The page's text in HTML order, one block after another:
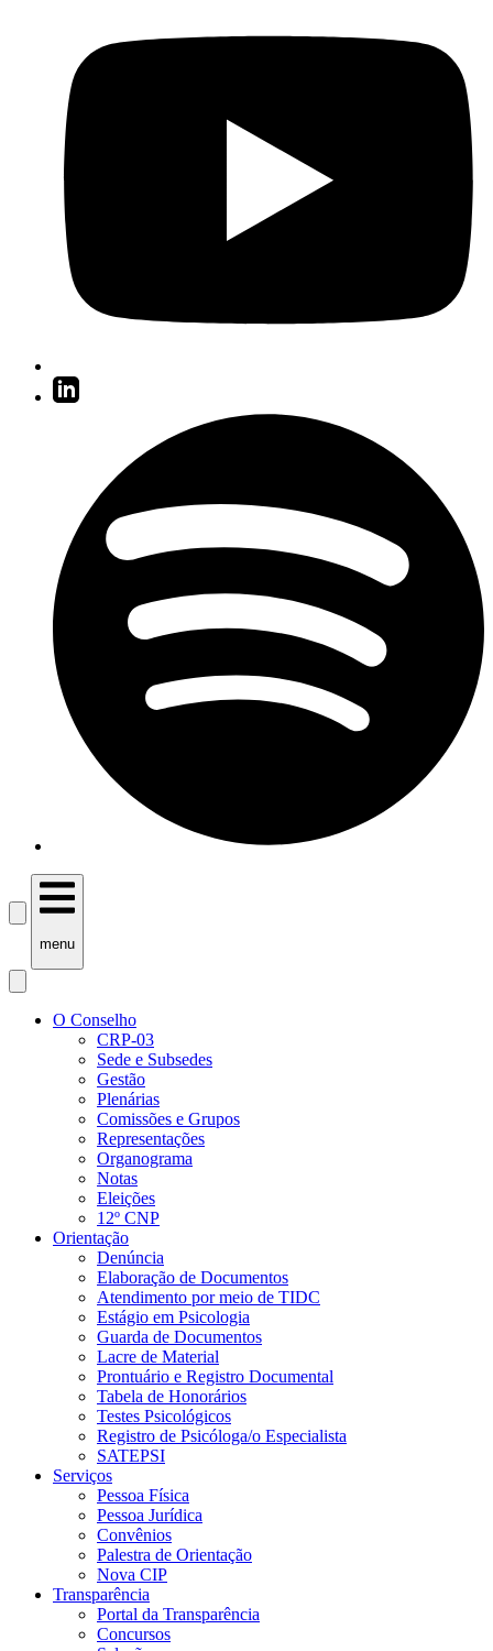
menu
O Conselho
CRP-03
Sede e Subsedes
Gestão
Plenárias
Comissões e Grupos
Representações
Organograma
Notas
Eleições
12º CNP
Orientação
Denúncia
Elaboração de Documentos
Atendimento por meio de TIDC
Estágio em Psicologia
Guarda de Documentos
Lacre de Material
Prontuário e Registro Documental
Tabela de Honorários
Testes Psicológicos
Registro de Psicóloga/o Especialista
SATEPSI
Serviços
Pessoa Física
Pessoa Jurídica
Convênios
Palestra de Orientação
Nova CIP
Transparência
Portal da Transparência
Concursos